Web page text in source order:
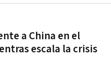
a China en el
escala la crisis